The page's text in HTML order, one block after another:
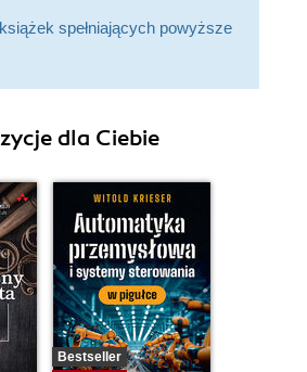
spełniających powyższe
dla Ciebie
Bestseller